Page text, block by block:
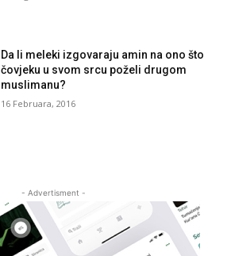
Da li meleki izgovaraju amin na ono što
čovjeku u svom srcu poželi drugom
muslimanu?
16 Februara, 2016
- Advertisment -